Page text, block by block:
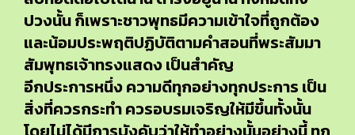
ปวงนั้น ก็เพราะชาวพุทธมีความเข้าใจที่ถูกต้อง
และน้อมประพฤติปฏิบัติตามคำสอนที่พระสัมมา
สัมพุทธเจ้าทรงแสดง เป็นสำคัญ
อีกประการหนึ่ง ความดีทุกอย่างทุกประการ เป็น
สิ่งที่ควรกระทำ ควรอบรมเจริญให้มีขึ้นทั้งนั้น